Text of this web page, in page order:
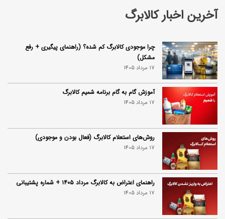
آخرین اخبار کالابرگ
چرا موجودی کالابرگ کم شده؟ (راهنمای پیگیری + رفع
مشکل)
17 مرداد 1405
آموزش گام به گام برنامه شمیم کالابرگ
17 مرداد 1405
روش‌های استعلام کالابرگ (فعال بودن و موجودی)
17 مرداد 1405
راهنمای اعتراض به کالابرگ مرداد ۱۴۰۵ + شماره پشتیبانی
17 مرداد 1405